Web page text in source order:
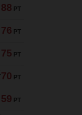
88 PT
76 PT
75 PT
70 PT
59 PT